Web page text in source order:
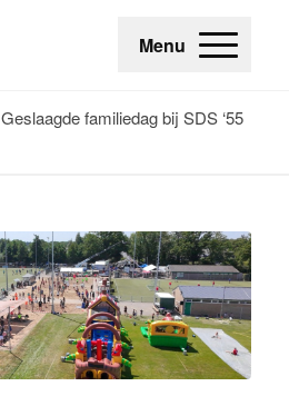
Menu
Geslaagde familiedag bij SDS ‘55